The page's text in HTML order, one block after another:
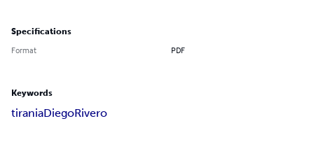
Specifications
Format PDF
Keywords
tiraniaDiegoRivero